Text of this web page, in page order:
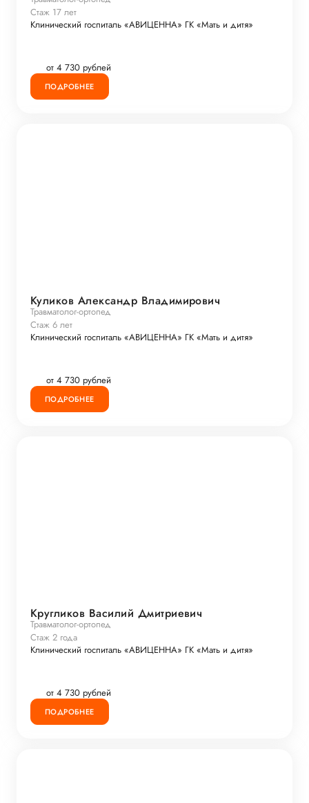
Стаж 17 лет
Клинический госпиталь «АВИЦЕННА» ГК «Мать и дитя»
от 4 730 рублей
ПОДРОБНЕЕ
Куликов Александр Владимирович
Травматолог-ортопед
Стаж 6 лет
Клинический госпиталь «АВИЦЕННА» ГК «Мать и дитя»
от 4 730 рублей
ПОДРОБНЕЕ
Кругликов Василий Дмитриевич
Травматолог-ортопед
Стаж 2 года
Клинический госпиталь «АВИЦЕННА» ГК «Мать и дитя»
от 4 730 рублей
ПОДРОБНЕЕ